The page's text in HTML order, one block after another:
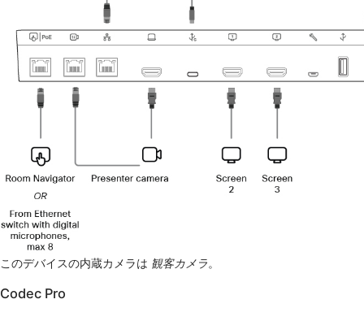
このデバイスの内蔵カメラは 観客カメラ。
Codec Pro